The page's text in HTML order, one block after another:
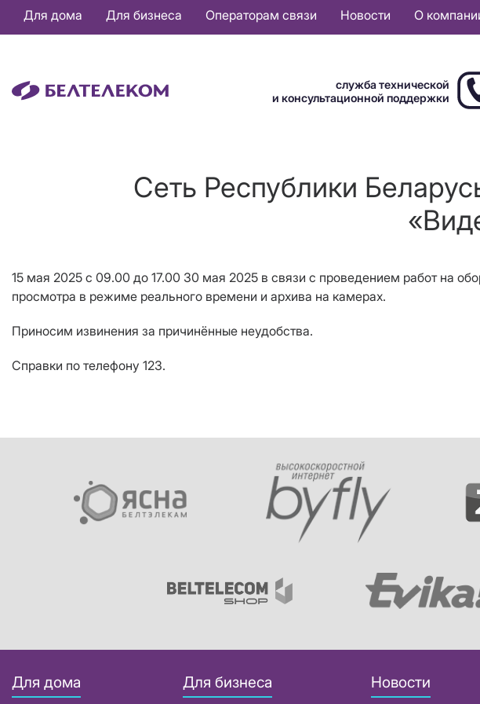
Основная
навигация
Для дома Для бизнеса Операторам связи Новости О
служба технической
и консультационной поддержки
Сеть Республики
15 мая 2025 с 09.00 до 17.00 30 мая 2025 в связи с проведением работ на
просмотра в режиме реального времени и архива на камерах.
Приносим извинения за причинённые неудобства.
Справки по телефону 123.
Для дома Для бизнеса Новости